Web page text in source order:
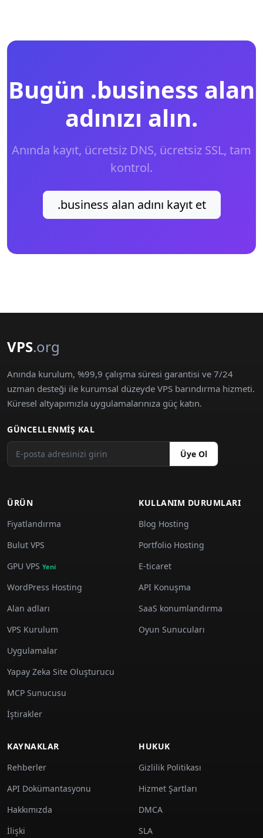
Bugün .business alan
adınızı alın.
Anında kayıt, ücretsiz DNS, ücretsiz SSL, tam
kontrol.
.business alan adını kayıt et
VPS.org
Anında kurulum, %99,9 çalışma süresi garantisi ve 7/24
uzman desteği ile kurumsal düzeyde VPS barındırma hizmeti.
Küresel altyapımızla uygulamalarınıza güç katın.
GÜNCELLENMIŞ KAL
Üye Ol
ÜRÜN
Fiyatlandırma
Bulut VPS
GPU VPS Yeni
WordPress Hosting
Alan adları
VPS Kurulum
Uygulamalar
Yapay Zeka Site Oluşturucu
MCP Sunucusu
İştirakler
KULLANIM DURUMLARI
Blog Hosting
Portfolio Hosting
E-ticaret
API Konuşma
SaaS konumlandırma
Oyun Sunucuları
KAYNAKLAR
Rehberler
API Dokümantasyonu
Hakkımızda
İlişki
HUKUK
Gizlilik Politikası
Hizmet Şartları
DMCA
SLA